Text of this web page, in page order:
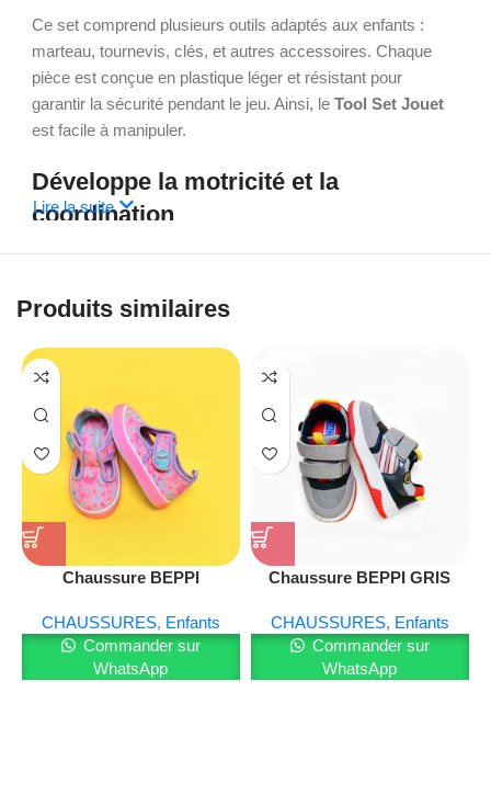
Ce set comprend plusieurs outils adaptés aux enfants :
marteau, tournevis, clés, et autres accessoires. Chaque
pièce est conçue en plastique léger et résistant pour
garantir la sécurité pendant le jeu. Ainsi, leTool Set Jouet
est facile à manipuler.
Développe la motricité et la
coordination
problèmes et l’apprentissage par le jeu. De plus, il favorise
le partage lors des jeux en groupe.
Idée cadeau pratique et ludique
Que ce soit pour un anniversaire ou toute autre occasion, le
Jouetest un excellent cadeau. Il combine amusement et
apprentissage, idéal pour les enfants curieux et actifs.
Conseils d’utilisation
surveillance. Nettoyez les accessoires régulièrement pour
garantir leur durabilité. Rangez le coffret après chaque
utilisation pour éviter la perte des pièces.
Lire la suite
Produits similaires
Chaussure BEPPI
CHAUSSURES, Enfants
Commander sur
WhatsApp
Chaussure BEPPI GRIS
CHAUSSURES, Enfants
Commander sur
WhatsApp